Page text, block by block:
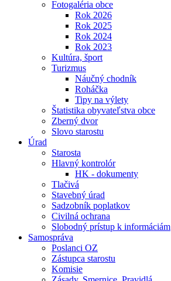
Fotogaléria obce
Rok 2026
Rok 2025
Rok 2024
Rok 2023
Kultúra, šport
Turizmus
Náučný chodník
Roháčka
Tipy na výlety
Štatistika obyvateľstva obce
Zberný dvor
Slovo starostu
Úrad
Starosta
Hlavný kontrolór
HK - dokumenty
Tlačivá
Stavebný úrad
Sadzobník poplatkov
Civilná ochrana
Slobodný prístup k informáciám
Samospráva
Poslanci OZ
Zástupca starostu
Komisie